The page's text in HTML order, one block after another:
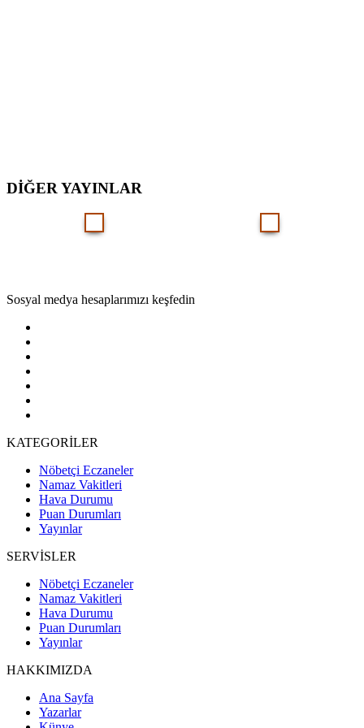
DİĞER YAYINLAR
Sosyal medya hesaplarımızı keşfedin
KATEGORİLER
Nöbetçi Eczaneler
Namaz Vakitleri
Hava Durumu
Puan Durumları
Yayınlar
SERVİSLER
Nöbetçi Eczaneler
Namaz Vakitleri
Hava Durumu
Puan Durumları
Yayınlar
HAKKIMIZDA
Ana Sayfa
Yazarlar